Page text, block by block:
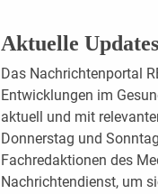
Aktuelle
Das Nachrichtenportal
Entwicklungen im
aktuell und mit
Donnerstag und
Fachredaktionen des
Nachrichtendienst, um